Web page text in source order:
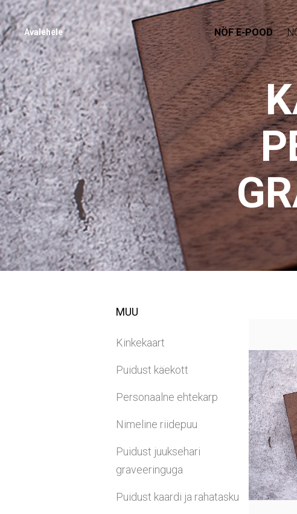
Avalehele NÖF E-POOD
MUU
Kinkekaart
Puidust käekott
Personaalne ehtekarp
Nimeline riidepuu
Puidust juuksehari
graveeringuga
Puidust kaardi ja rahatasku